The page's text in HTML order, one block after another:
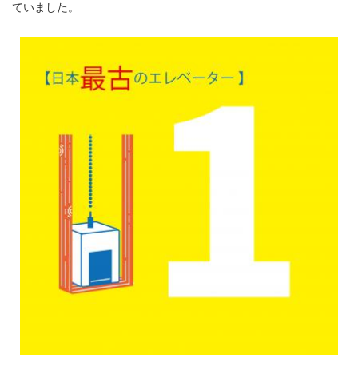
ていました。